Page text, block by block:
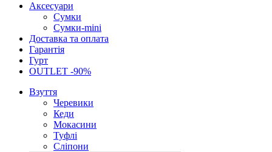
Аксесуари
Сумки
Сумки-mini
Доставка та оплата
Гарантія
Гурт
OUTLET -90%
Взуття
Черевики
Кеди
Мокасини
Туфлі
Сліпони